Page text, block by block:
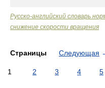
Русско-английский словарь
снижение скорости вращения
Страницы Следующая
1 2 3 4 5